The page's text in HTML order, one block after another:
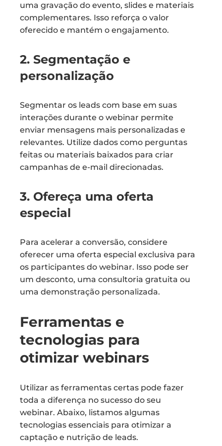
uma gravação do evento, slides e materiais
complementares. Isso reforça o valor
oferecido e mantém o engajamento.
2. Segmentação e
personalização
Segmentar os leads com base em suas
interações durante o webinar permite
enviar mensagens mais personalizadas e
relevantes. Utilize dados como perguntas
feitas ou materiais baixados para criar
campanhas de e-mail direcionadas.
3. Ofereça uma oferta
especial
Para acelerar a conversão, considere
oferecer uma oferta especial exclusiva para
os participantes do webinar. Isso pode ser
um desconto, uma consultoria gratuita ou
uma demonstração personalizada.
Ferramentas e
tecnologias para
otimizar webinars
Utilizar as ferramentas certas pode fazer
toda a diferença no sucesso do seu
webinar. Abaixo, listamos algumas
tecnologias essenciais para otimizar a
captação e nutrição de leads.